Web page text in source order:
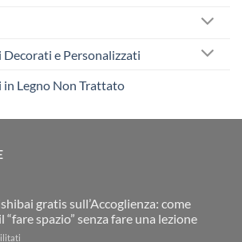
e Personalizzati
Legno Non Trattato
gratis sull’Accoglienza: come
“fare spazio” senza fare una lezione